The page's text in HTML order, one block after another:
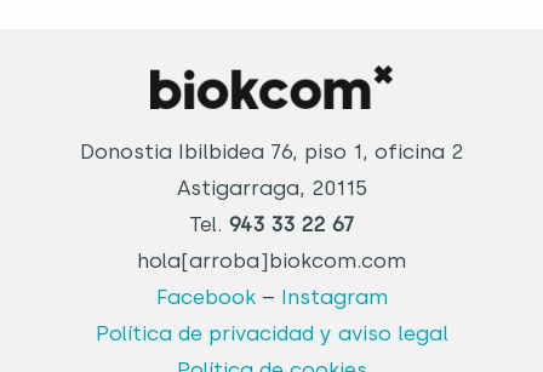
Donostia Ibilbidea 76, piso 1, oficina 2
Astigarraga, 20115
Tel. 943 33 22 67
hola[arroba]biokcom.com
Facebook– Instagram
Política de privacidad y aviso legal